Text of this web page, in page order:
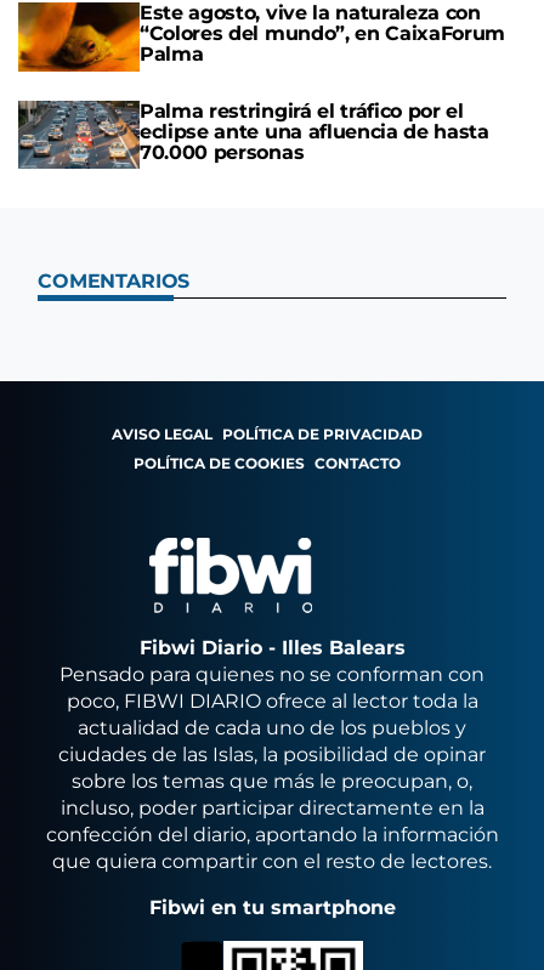
Este agosto, vive la naturaleza con
“Colores del mundo”, en CaixaForum
Palma
Palma restringirá el tráfico por el
eclipse ante una afluencia de hasta
70.000 personas
COMENTARIOS
AVISO LEGAL POLÍTICA DE PRIVACIDAD
POLÍTICA DE COOKIES CONTACTO
Fibwi Diario - Illes Balears
Pensado para quienes no se conforman con
poco, FIBWI DIARIO ofrece al lector toda la
actualidad de cada uno de los pueblos y
ciudades de las Islas, la posibilidad de opinar
sobre los temas que más le preocupan, o,
incluso, poder participar directamente en la
confección del diario, aportando la información
que quiera compartir con el resto de lectores.
Fibwi en tu smartphone